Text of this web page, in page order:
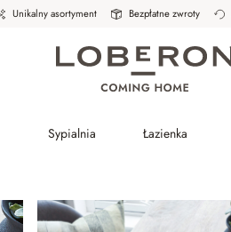
Unikalny asortyment Bezpłatne zwroty
Sypialnia Łazienka